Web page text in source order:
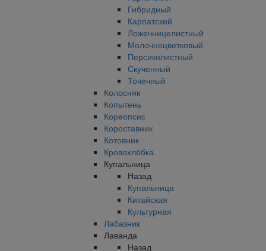
Гибридный
Карпатский
Ложечницелистный
Молочноцветковый
Персиколистный
Скученный
Точечный
Колосняк
Копытень
Кореопсис
Короставник
Котовник
Кровохлёбка
Купальница
Назад
Купальница
Китайская
Культурная
Лабазник
Лаванда
Назад